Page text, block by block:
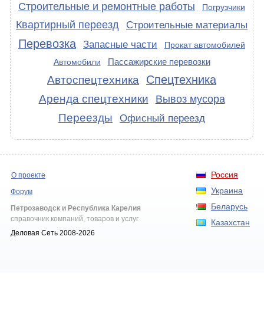
Строительные и ремонтные работы Погрузчики
Квартирный переезд Строительные материалы
Перевозка Запасные части
Прокат автомобилей
Автомобили
Пассажирские перевозки
Автоспецтехника Спецтехника
Аренда спецтехники Вывоз мусора
Переезды Офисный переезд
Россия
Украина
Беларусь
Казахстан
О проекте
Форум
Петрозаводск и Республика Карелия
справочник компаний, товаров и услуг
Деловая Сеть 2008-2026